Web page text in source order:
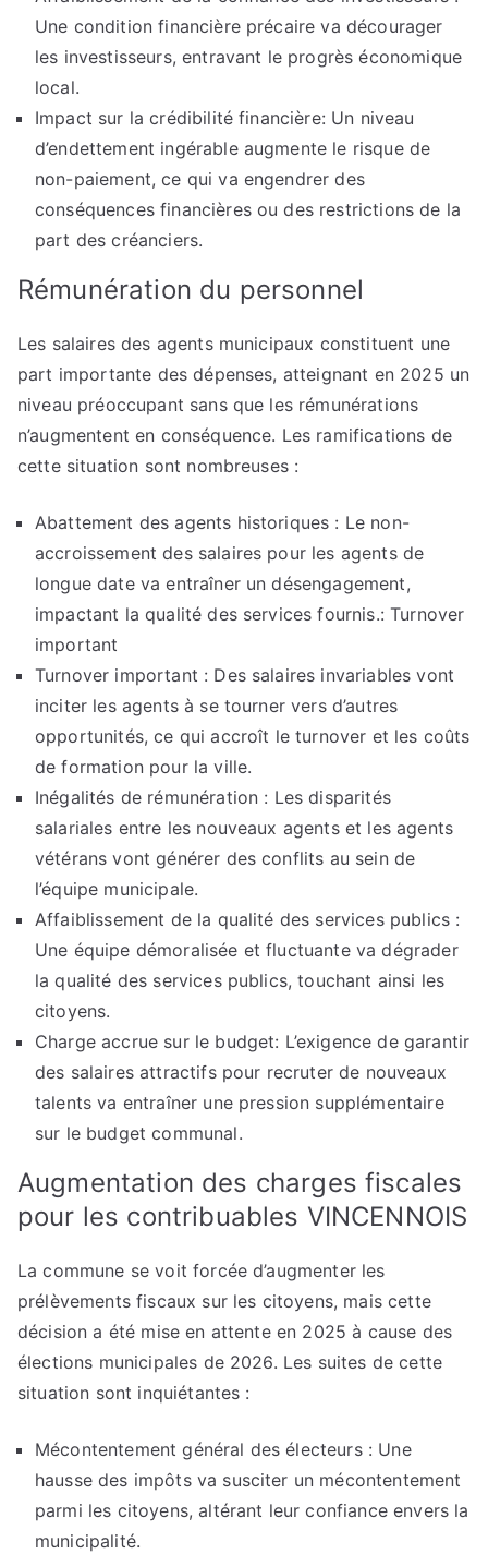
Une condition financière précaire va décourager
les investisseurs, entravant le progrès économique
local.
Impact sur la crédibilité financière: Un niveau
d’endettement ingérable augmente le risque de
non-paiement, ce qui va engendrer des
conséquences financières ou des restrictions de la
part des créanciers.
Rémunération du personnel
Les salaires des agents municipaux constituent une
part importante des dépenses, atteignant en 2025 un
niveau préoccupant sans que les rémunérations
n’augmentent en conséquence. Les ramifications de
cette situation sont nombreuses :
Abattement des agents historiques : Le non-
accroissement des salaires pour les agents de
longue date va entraîner un désengagement,
impactant la qualité des services fournis.: Turnover
important
Turnover important : Des salaires invariables vont
inciter les agents à se tourner vers d’autres
opportunités, ce qui accroît le turnover et les coûts
de formation pour la ville.
Inégalités de rémunération : Les disparités
salariales entre les nouveaux agents et les agents
vétérans vont générer des conflits au sein de
l’équipe municipale.
Affaiblissement de la qualité des services publics :
Une équipe démoralisée et fluctuante va dégrader
la qualité des services publics, touchant ainsi les
citoyens.
Charge accrue sur le budget: L’exigence de garantir
des salaires attractifs pour recruter de nouveaux
talents va entraîner une pression supplémentaire
sur le budget communal.
Augmentation des charges fiscales
pour les contribuables VINCENNOIS
La commune se voit forcée d’augmenter les
prélèvements fiscaux sur les citoyens, mais cette
décision a été mise en attente en 2025 à cause des
élections municipales de 2026. Les suites de cette
situation sont inquiétantes :
Mécontentement général des électeurs : Une
hausse des impôts va susciter un mécontentement
parmi les citoyens, altérant leur confiance envers la
municipalité.